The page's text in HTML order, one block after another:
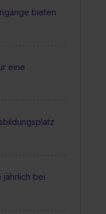
bieten
eine
jährlich bei